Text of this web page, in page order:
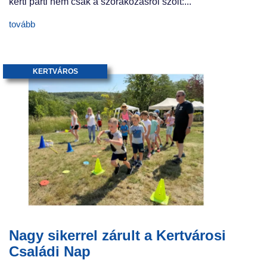
tovább
Nagy sikerrel zárult a Kertvárosi
Családi Nap
KERTVÁROS